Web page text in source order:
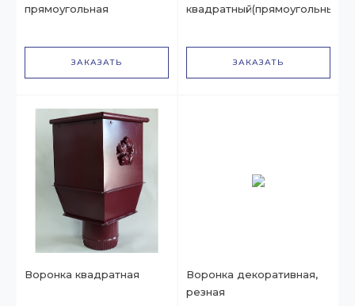
прямоугольная
ЗАКАЗАТЬ
квадратный(прямоугольный)
ЗАКАЗАТЬ
Воронка квадратная
Воронка декоративная,
резная